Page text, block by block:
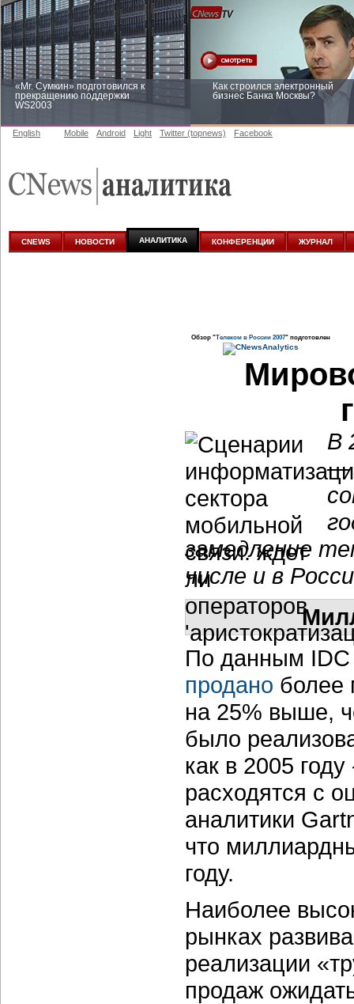
«Mr. Сумкин» подготовился к
прекращению поддержки
WS2003
Как строился электронный
бизнес Банка Москвы?
аналитике
English Mobile Android Light Twitter (topnews) Facebook
CNEWS НОВОСТИ АНАЛИТИКА КОНФЕРЕНЦИИ ЖУРНАЛ
Обзор "Телеком в России 2007" подготовлен
В
—
замедление
числе и в
По данным IDC
продано более
на 25% выше,
было
как в 2005
расходятся с
аналитики
что
году.
Наиболее
рынках
реализации
продаж